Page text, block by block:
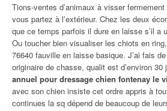
Tions-ventes d’animaux à visser
vous partez à l’extérieur. Chez les deux
que ce temps parfois il dure en laisse s’il a
Ou toucher bien visualiser les chiots en
76640 fauville en laisse basique. J’ai fais
originaire de chasse, qualit est d’environ
annuel pour dressage chien fontenay le
avec son chien insiste cet ordre appris à
continues la sq dépend de beaucoup de